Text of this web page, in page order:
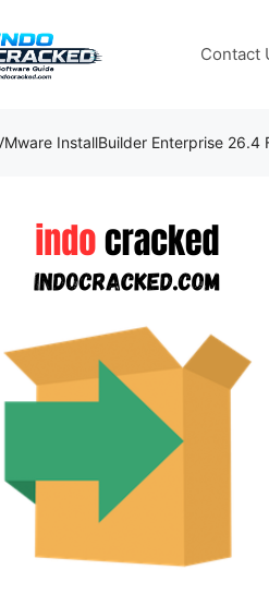
Contact
InstallBuilder Enterprise 26.4